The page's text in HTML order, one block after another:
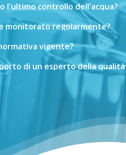
l'ultimo controllo dell'acqua?
monitoratoregolarmente?
vigente?
di un espertodellaqualità